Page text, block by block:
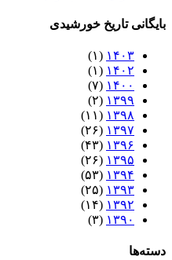
بایگانی تاریخ خورشیدی
۱۴۰۳ (۱)
۱۴۰۲ (۱)
۱۴۰۰ (۷)
۱۳۹۹ (۲)
۱۳۹۸ (۱۱)
۱۳۹۷ (۲۶)
۱۳۹۶ (۴۳)
۱۳۹۵ (۲۶)
۱۳۹۴ (۵۳)
۱۳۹۳ (۲۵)
۱۳۹۲ (۱۴)
۱۳۹۰ (۳)
دسته‌ها